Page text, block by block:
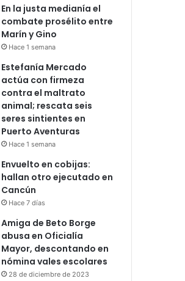
En la justa medianía el
combate prosélito entre
Marín y Gino
Hace 1 semana
Estefanía Mercado
actúa con firmeza
contra el maltrato
animal; rescata seis
seres sintientes en
Puerto Aventuras
Hace 1 semana
Envuelto en cobijas:
hallan otro ejecutado en
Cancún
Hace 7 días
Amiga de Beto Borge
abusa en Oficialía
Mayor, descontando en
nómina vales escolares
28 de diciembre de 2023